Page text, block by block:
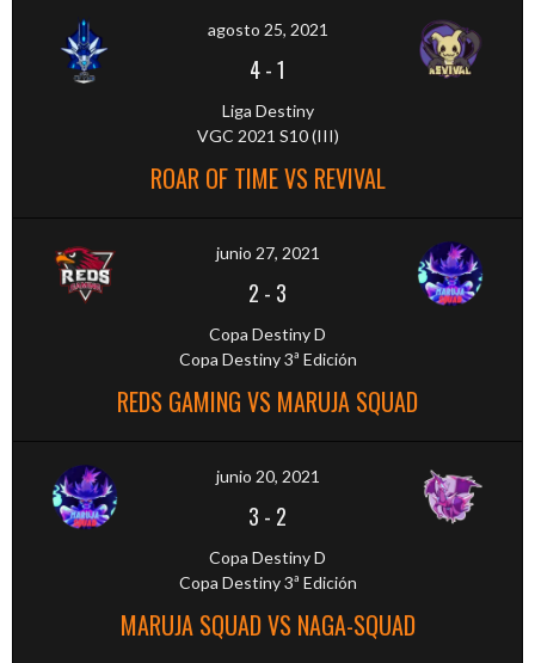
agosto 25, 2021
4-1
Liga Destiny
VGC 2021 S10 (III)
ROAR OF TIME VS REVIVAL
junio 27, 2021
2 - 3
Copa Destiny D
Copa Destiny 3ª Edición
REDS GAMING VS MARUJA SQUAD
junio 20, 2021
3 - 2
Copa Destiny D
Copa Destiny 3ª Edición
MARUJA SQUAD VS NAGA-SQUAD